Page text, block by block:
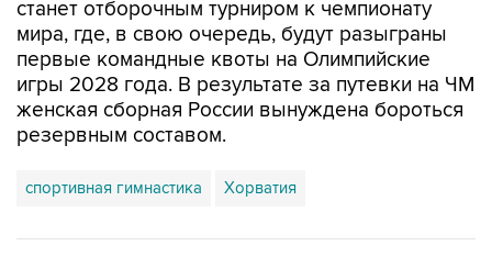
станет отборочным турниром к чемпионату
мира, где, в свою очередь, будут разыграны
первые командные квоты на Олимпийские
игры 2028 года. В результате за путевки на ЧМ
женская сборная России вынуждена бороться
резервным составом.
спортивная гимнастика Хорватия